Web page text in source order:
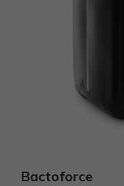
Bactoforce